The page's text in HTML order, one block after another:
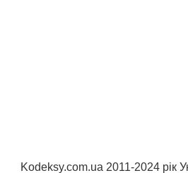
Kodeksy.com.ua 2011-2024 рік